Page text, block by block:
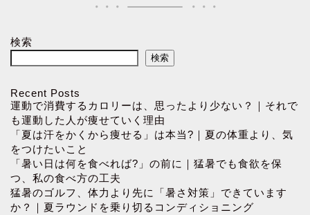
検索
検索
Recent Posts
運動で消費するカロリーは、思ったより少ない？｜それで
も運動した人が痩せていく理由
「夏は汗をかくから痩せる」は本当?｜夏の体重より、気
をつけたいこと
「暑い日は何を食べれば?」の前に｜猛暑でも食欲を保
つ、私の食べ方の工夫
猛暑のゴルフ、体力より先に「暑さ対策」できています
か？｜夏ラウンドを乗り切るコンディショニング